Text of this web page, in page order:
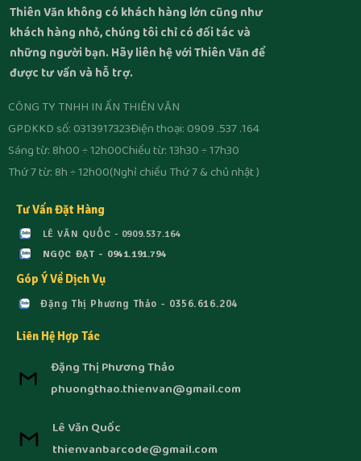
Thiên Văn không có khách hàng lớn cũng như
khách hàng nhỏ, chúng tôi chỉ có đối tác và
những người bạn. Hãy liên hệ với Thiên Văn để
được tư vấn và hỗ trợ.
CÔNG TY TNHH IN ẤN THIÊN VĂN
GPDKKD số: 0313917323Điện thoại: 0909 .537 .164
Sáng từ: 8h00 ÷ 12h00Chiều từ: 13h30 ÷ 17h30
Thứ 7 từ: 8h ÷ 12h00(Nghỉ chiều Thứ 7 & chủ nhật )
Tư Vấn Đặt Hàng
LÊ VĂN QUỐC - 0909.537.164
NGỌC ĐẠT - 0941.191.794
Góp Ý Về Dịch Vụ
Đặng Thị Phương Thảo - 0356.616.204
Liên Hệ Hợp Tác
Đặng Thị Phương Thảo
phuongthao.thienvan@gmail.com
Lê Văn Quốc
thienvanbarcode@gmail.com